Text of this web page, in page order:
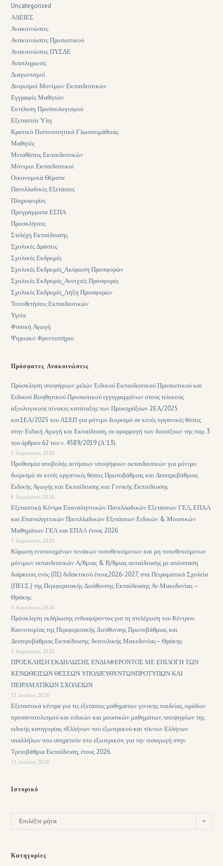
Uncategorized
ΑΔΕΙΕΣ
Ανακοινώσεις
Ανακοινώσεις Προσωπικού
Ανακοινώσεις ΠΥΣΔΕ
Αναπληρωτές
Διαγωνισμοί
Διορισμοί Μονίμων Εκπαιδευτικών
Εγγραφές Μαθητών
Εκτέλεση Προϋπολογισμού
Εξεταστέα Ύλη
Κρατικό Πιστοποιητικό Γλωσσομάθειας
Μαθητές
Μεταθέσεις Εκπαιδευτικών
Μόνιμοι Εκπαιδευτικοί
Οικονομικά Θέματα
Πανελλαδικές Εξετάσεις
Πληροφορίες
Προγράμματα ΕΣΠΑ
Προσκλήσεις
Στελέχη Εκπαίδευσης
Σχολικές Δράσεις
Σχολικές Εκδρομές
Σχολικές Εκδρομές_Ακύρωση Προσφορών
Σχολικές Εκδρομές_Ανοιχτές Προσφορές
Σχολικές Εκδρομές_Λήξη Προσφορών
Τοποθετήσεις Εκπαιδευτικών
Υγεία
Φυσική Αγωγή
Ψηφιακό Φροντιστήριο
Πρόσφατες Ανακοινώσεις
Πρόσκληση υποψήφιων μελών Ειδικού Εκπαιδευτικού Προσωπικού και
Ειδικού Βοηθητικού Προσωπικού εγγεγραμμένων στους τελικούς
αξιολογικούς πίνακες κατάταξης των Προκηρύξεων 2ΕΑ/2025
και1ΕΑ/2025 του ΑΣΕΠ για μόνιμο διορισμό σε κενές οργανικές θέσεις
στην Ειδική Αγωγή και Εκπαίδευση, σε εφαρμογή των διατάξεων της παρ. 3
του άρθρου 62 του ν. 4589/2019 (Α΄13).
5 Αυγούστου, 2026
Προθεσμία υποβολής αιτήσεων υποψήφιων εκπαιδευτικών για μόνιμο
διορισμό σε κενές οργανικές θέσεις Πρωτοβάθμιας και Δευτεροβάθμιας
Ειδικής Αγωγής και Εκπαίδευσης και Γενικής Εκπαίδευσης
4 Αυγούστου, 2026
Εξεταστικά Κέντρα Επαναληπτικών Πανελλαδικών Εξετάσεων ΓΕΛ, ΕΠΑΛ
και Επαναληπτικών Πανελλαδικών Εξετάσεων Ειδικών & Μουσικών
Μαθημάτων ΓΕΛ και ΕΠΑΛ έτους 2026
3 Αυγούστου, 2026
Κύρωση ενοποιημένων πινάκων τοποθετούμενων και μη τοποθετούμενων
μόνιμων εκπαιδευτικών Α/θμιας & Β/θμιας εκπαίδευσης με απόσπαση
διάρκειας ενός (01) διδακτικού έτους2026-2027, στα Πειραματικά Σχολεία
(ΠΕΙ.Σ.) της Περιφερειακής Διεύθυνσης Εκπαίδευσης Αν.Μακεδονίας –
Θράκης
3 Αυγούστου, 2026
Πρόσκληση εκδήλωσης ενδιαφέροντος για τη στελέχωση του Κέντρου
Καινοτομίας της Περιφερειακής Διεύθυνσης Πρωτοβάθμιας και
Δευτεροβάθμιας Εκπαίδευσης Ανατολικής Μακεδονίας– Θράκης
3 Αυγούστου, 2026
ΠΡΟΣΚΛΗΣΗ ΕΚΔΗΛΩΣΗΣ ΕΝΔΙΑΦΕΡΟΝΤΟΣ ΜΕ ΕΠΙΛΟΓΗ ΤΩΝ
ΚΕΝΩΘΕΙΣΩΝ ΘΕΣΕΩΝ ΥΠΟΔΙΕΥΘΥΝΤΩΝΠΡΟΤΥΠΩΝ ΚΑΙ
ΠΕΙΡΑΜΑΤΙΚΩΝ ΣΧΟΛΕΙΩΝ
31 Ιουλίου, 2026
Εξεταστικά κέντρα για τις εξετάσεις μαθημάτων γενικής παιδείας, ομάδων
προσανατολισμού και ειδικών και μουσικών μαθημάτων, υποψηφίων της
ειδικής κατηγορίας «Ελλήνων του εξωτερικού και τέκνων Ελλήνων
υπαλλήλων που υπηρετούν στο εξωτερικό», για την εισαγωγή στην
Τριτοβάθμια Εκπαίδευση, έτους 2026.
31 Ιουλίου, 2026
Ιστορικό
Επιλέξτε μήνα
Κατηγορίες